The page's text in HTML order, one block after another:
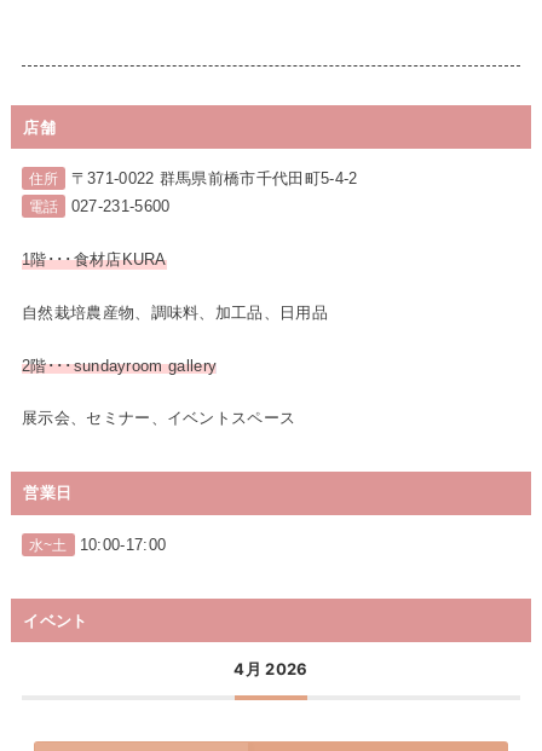
店舗
住所 〒371-0022 群馬県前橋市千代田町5-4-2
電話 027-231-5600
1階･･･食材店KURA
自然栽培農産物、調味料、加工品、日用品
2階･･･sundayroom gallery
展示会、セミナー、イベントスペース
営業日
水~土 10:00-17:00
イベント
4月 2026